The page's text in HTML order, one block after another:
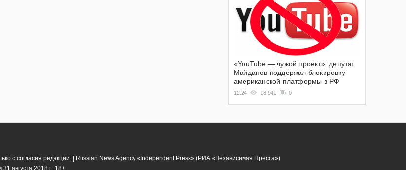
«YouTube — чужой проект»: депутат
Майданов поддержал блокировку
американской платформы в РФ
12:24 18 941 0
с согласия редакции. | Russian News Agency «Independent Press» (РИА «Независимая Пресса»)
августа 2018 г.. 18+